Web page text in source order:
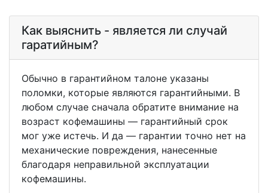
Как выяснить - является ли случай
гаратийным?
Обычно в гарантийном талоне указаны
поломки, которые являются гарантийными. В
любом случае сначала обратите внимание на
возраст кофемашины — гарантийный срок
мог уже истечь. И да — гарантии точно нет на
механические повреждения, нанесенные
благодаря неправильной эксплуатации
кофемашины.